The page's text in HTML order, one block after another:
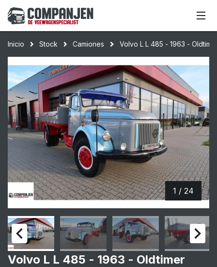
Inicio Stock Camiones Volvo L L 485 - 1963 -
1 / 24
Volvo L L 485 - 1963 - Oldtimer